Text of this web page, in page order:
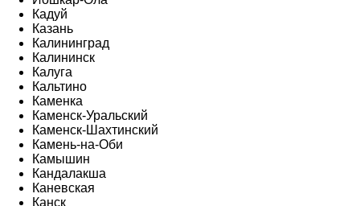
Кадуй
Казань
Калининград
Калининск
Калуга
Кальтино
Каменка
Каменск-Уральский
Каменск-Шахтинский
Камень-на-Оби
Камышин
Кандалакша
Каневская
Канск